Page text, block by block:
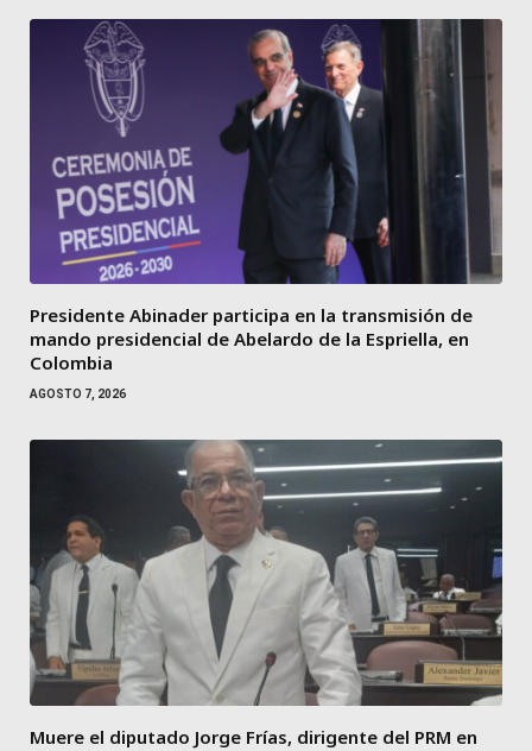
Presidente Abinader participa en la transmisión de
mando presidencial de Abelardo de la Espriella, en
Colombia
AGOSTO 7, 2026
Muere el diputado Jorge Frías, dirigente del PRM en